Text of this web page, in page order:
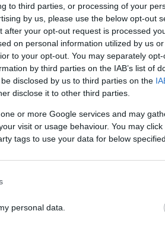
to third parties, or processing of your
by us, please use the below opt-out
after your opt-out request is processed
on personal information utilized by us
to your opt-out. You may separately
by third parties on the IAB’s list of
disclosed by us to third parties on the
disclose it to other third parties.
or more Google services and may
visit or usage behaviour. You may
tags to use your data for below
personal data.
írta:FilmBaráth
és
halott /
and
Are Dead
tipikus bealvós
A nagy monológ
fantasztikus, de
nem kicsit depressziós
eltették láb alól, ő